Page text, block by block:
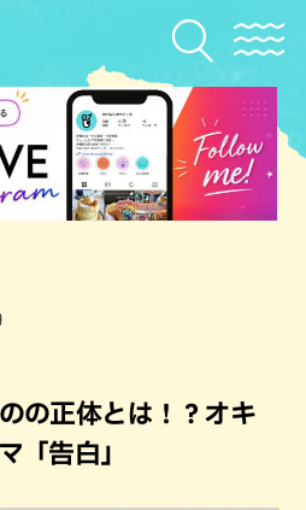
の正体とは！？オキ
「告白」